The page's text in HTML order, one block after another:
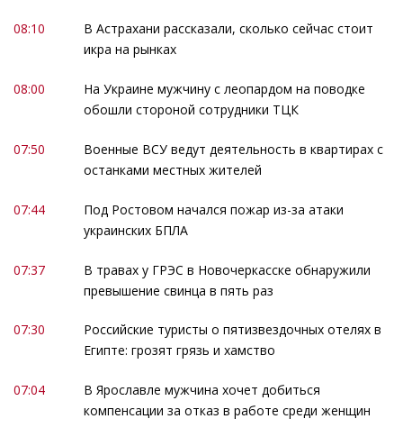
08:10
В Астрахани рассказали, сколько сейчас стоит
икра на рынках
08:00
На Украине мужчину с леопардом на поводке
обошли стороной сотрудники ТЦК
07:50
Военные ВСУ ведут деятельность в квартирах с
останками местных жителей
07:44
Под Ростовом начался пожар из-за атаки
украинских БПЛА
07:37
В травах у ГРЭС в Новочеркасске обнаружили
превышение свинца в пять раз
07:30
Российские туристы о пятизвездочных отелях в
Египте: грозят грязь и хамство
07:04
В Ярославле мужчина хочет добиться
компенсации за отказ в работе среди женщин